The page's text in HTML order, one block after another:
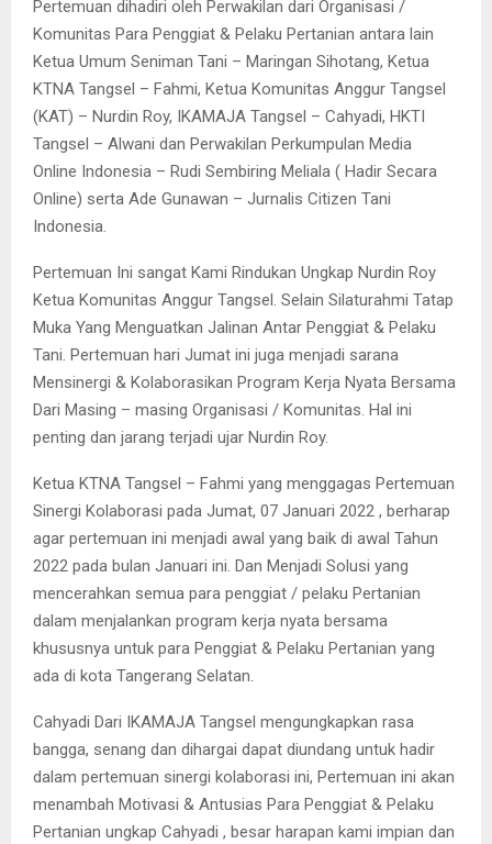
Pertemuan dihadiri oleh Perwakilan dari Organisasi /
Komunitas Para Penggiat & Pelaku Pertanian antara lain
Ketua Umum Seniman Tani – Maringan Sihotang, Ketua
KTNA Tangsel – Fahmi, Ketua Komunitas Anggur Tangsel
(KAT) – Nurdin Roy, IKAMAJA Tangsel – Cahyadi, HKTI
Tangsel – Alwani dan Perwakilan Perkumpulan Media
Online Indonesia – Rudi Sembiring Meliala ( Hadir Secara
Online) serta Ade Gunawan – Jurnalis Citizen Tani
Indonesia.
Pertemuan Ini sangat Kami Rindukan Ungkap Nurdin Roy
Ketua Komunitas Anggur Tangsel. Selain Silaturahmi Tatap
Muka Yang Menguatkan Jalinan Antar Penggiat & Pelaku
Tani. Pertemuan hari Jumat ini juga menjadi sarana
Mensinergi & Kolaborasikan Program Kerja Nyata Bersama
Dari Masing – masing Organisasi / Komunitas. Hal ini
penting dan jarang terjadi ujar Nurdin Roy.
Ketua KTNA Tangsel – Fahmi yang menggagas Pertemuan
Sinergi Kolaborasi pada Jumat, 07 Januari 2022 , berharap
agar pertemuan ini menjadi awal yang baik di awal Tahun
2022 pada bulan Januari ini. Dan Menjadi Solusi yang
mencerahkan semua para penggiat / pelaku Pertanian
dalam menjalankan program kerja nyata bersama
khususnya untuk para Penggiat & Pelaku Pertanian yang
ada di kota Tangerang Selatan.
Cahyadi Dari IKAMAJA Tangsel mengungkapkan rasa
bangga, senang dan dihargai dapat diundang untuk hadir
dalam pertemuan sinergi kolaborasi ini, Pertemuan ini akan
menambah Motivasi & Antusias Para Penggiat & Pelaku
Pertanian ungkap Cahyadi , besar harapan kami impian dan